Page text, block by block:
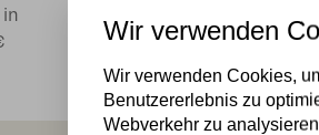
in
Die
Wir verwenden
Wir verwenden Cookies,
Benutzererlebnis zu
Webverkehr zu